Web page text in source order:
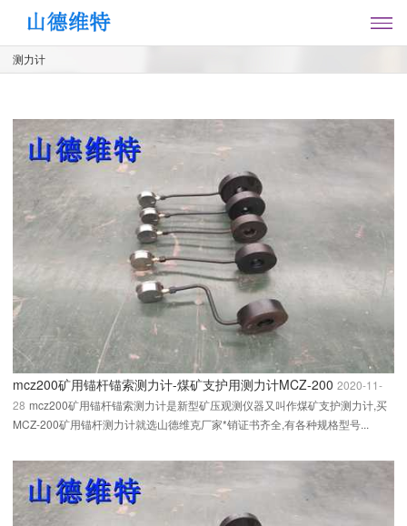
测力计
mcz200矿用锚杆锚索测力计-煤矿支护用测力计MCZ-200 2020-11-
28 mcz200矿用锚杆锚索测力计是新型矿压观测仪器又叫作煤矿支护测力计,买
MCZ-200矿用锚杆测力计就选山德维克厂家*销证书齐全,有各种规格型号...